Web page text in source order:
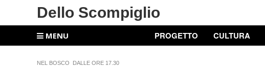
Dello Scompiglio
MENU PROGETTO CULTURA
NEL BOSCO DALLE ORE 17.30